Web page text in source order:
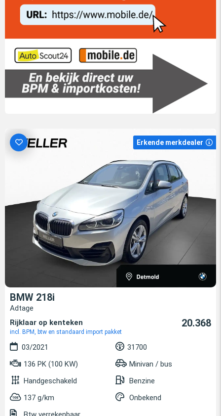
Erkende merkdealer
BMW 218i
Adtage
Rijklaar op kenteken
incl. BPM, btw en standaard import pakket
20.368
03/2021
31700
136 PK (100 KW)
Minivan / bus
Handgeschakeld
Benzine
137 g/km
Onbekend